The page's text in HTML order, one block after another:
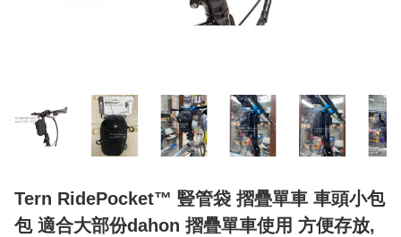
Tern RidePocket™️ 豎管袋 摺疊單車 車頭小包
包 適合大部份dahon 摺疊單車使用 方便存放,